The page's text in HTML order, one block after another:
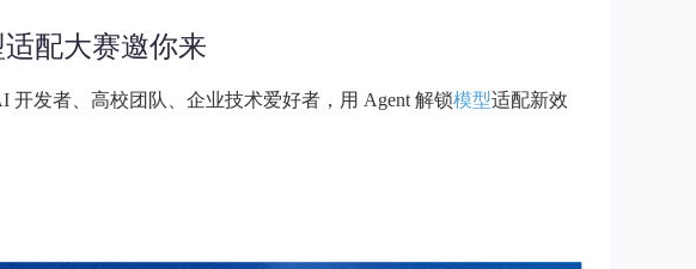
适配大赛邀你来
开发者、高校团队、企业技术爱好者，用 Agent 解锁模型适配新效